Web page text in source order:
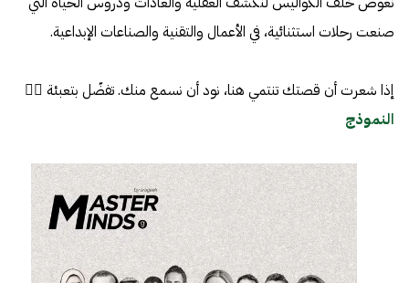
صنعت رحلات استثنائية، في الأعمال والتقنية والصناعات الإبداعية.
إذا شعرت أن قصتك تنتمي هنا، نود أن نسمع منك. تفضّل بتعبئة 👈🏼
النموذج